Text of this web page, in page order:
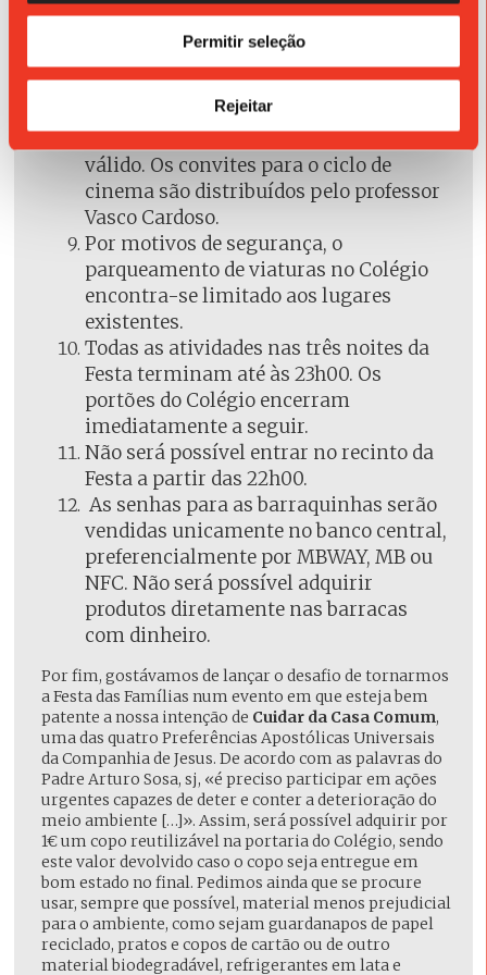
Permitir seleção
Rejeitar
partir das 18h00 (dia 16) ou a partir das
08h00 (dias 17 e 18) até às 22h00.
Para assistir ao ciclo de cinema (5.ª, 6.ª e
sábado), no Auditório do Colégio, é
indispensável estar munido de convite
válido. Os convites para o ciclo de
cinema são distribuídos pelo professor
Vasco Cardoso.
Por motivos de segurança, o
parqueamento de viaturas no Colégio
encontra-se limitado aos lugares
existentes.
Todas as atividades nas três noites da
Festa terminam até às 23h00. Os
portões do Colégio encerram
imediatamente a seguir.
Não será possível entrar no recinto da
Festa a partir das 22h00.
As senhas para as barraquinhas serão
vendidas unicamente no banco central,
preferencialmente por MBWAY, MB ou
NFC. Não será possível adquirir
produtos diretamente nas barracas
com dinheiro.
Por fim, gostávamos de lançar o desafio de tornarmos
a Festa das Famílias num evento em que esteja bem
patente a nossa intenção de Cuidar da Casa Comum,
uma das quatro Preferências Apostólicas Universais
da Companhia de Jesus. De acordo com as palavras do
Padre Arturo Sosa, sj, «é preciso participar em ações
urgentes capazes de deter e conter a deterioração do
meio ambiente […]». Assim, será possível adquirir por
1€ um copo reutilizável na portaria do Colégio, sendo
este valor devolvido caso o copo seja entregue em
bom estado no final. Pedimos ainda que se procure
usar, sempre que possível, material menos prejudicial
para o ambiente, como sejam guardanapos de papel
reciclado, pratos e copos de cartão ou de outro
material biodegradável, refrigerantes em lata e